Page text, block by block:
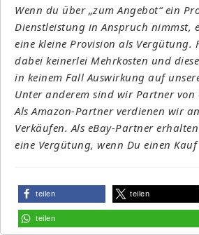
Wenn du über „zum Angebot“ ein
Dienstleistung in Anspruch nimmst,
eine kleine Provision als Vergütung.
dabei keinerlei Mehrkosten und
in keinem Fall Auswirkung auf
Unter anderem sind wir Partner von
Als Amazon-Partner verdienen wir
Verkäufen. Als eBay-Partner
eine Vergütung, wenn Du einen
teilen teilen
teilen